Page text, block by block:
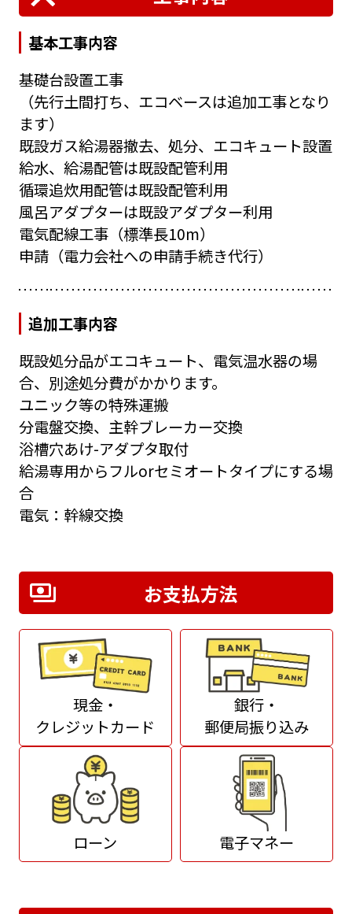
基本工事内容
基礎台設置工事
（先行土間打ち、エコベースは追加工事となり
ます）
既設ガス給湯器撤去、処分、エコキュート設置
給水、給湯配管は既設配管利用
循環追炊用配管は既設配管利用
風呂アダプターは既設アダプター利用
電気配線工事（標準長10m）
申請（電力会社への申請手続き代行）
追加工事内容
既設処分品がエコキュート、電気温水器の場
合、別途処分費がかかります。
ユニック等の特殊運搬
分電盤交換、主幹ブレーカー交換
浴槽穴あけ-アダプタ取付
給湯専用からフルorセミオートタイプにする場
合
電気：幹線交換
お支払方法
現金・
クレジットカード
銀行・
郵便局振り込み
ローン 電子マネー